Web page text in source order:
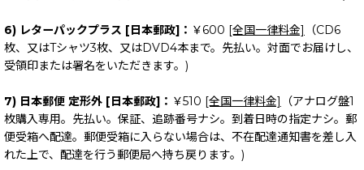
6) レターパックプラス [日本郵政]： ￥600 [全国一律料金]
（CD6
枚、又はTシャツ3枚、又はDVD4本まで。先払い。対面でお届けし、
受領印または署名をいただきます。)
7) 日本郵便 定形外 [日本郵政]： ￥510 [全国一律料金]
（アナログ盤1
枚購入専用。先払い。保証、追跡番号ナシ。到着日時の指定ナシ。郵
便受箱へ配達。郵便受箱に入らない場合は、不在配達通知書を差し入
れた上で、配達を行う郵便局へ持ち戻ります。)